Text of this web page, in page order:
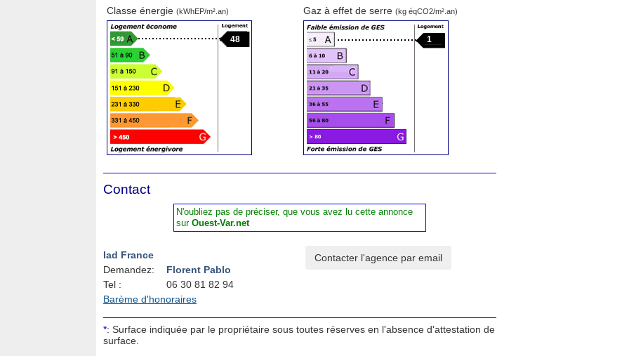
Classe énergie (kWhEP/m².an)
48
Gaz à effet de serre (kg éqCO2/m².an)
1
Contact
N'oubliez pas de préciser, que vous avez lu cette annonce
sur Ouest-Var.net
Iad France
Demandez:
Florent Pablo
Tel :
06 30 81 82 94
Barème d'honoraires
*: Surface indiquée par le propriétaire sous toutes réserves en l'absence d'attestation de
surface.